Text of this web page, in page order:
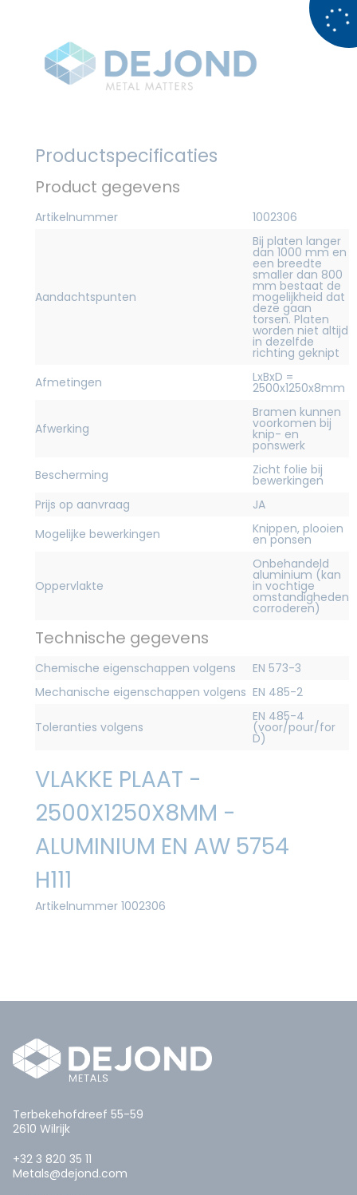
Productspecificaties
Product gegevens
Artikelnummer 1002306
Aandachtspunten
Bij platen langer
dan 1000 mm en
een breedte
smaller dan 800
mm bestaat de
mogelijkheid dat
deze gaan
torsen. Platen
worden niet altijd
in dezelfde
richting geknipt
Afmetingen
LxBxD =
2500x1250x8mm
Afwerking
Bramen kunnen
voorkomen bij
knip- en
ponswerk
Bescherming
Zicht folie bij
bewerkingen
Prijs op aanvraag
JA
Mogelijke bewerkingen
Knippen, plooien
en ponsen
Oppervlakte
Onbehandeld
aluminium (kan
in vochtige
omstandigheden
corroderen)
Technische gegevens
Chemische eigenschappen volgens
EN 573-3
Mechanische eigenschappen volgens EN 485-2
Toleranties volgens
EN 485-4
(voor/pour/for
D)
VLAKKE PLAAT -
2500X1250X8MM -
ALUMINIUM EN AW 5754
H111
Artikelnummer 1002306
Terbekehofdreef 55-59
2610 Wilrijk
+32 3 820 35 11
Metals@dejond.com